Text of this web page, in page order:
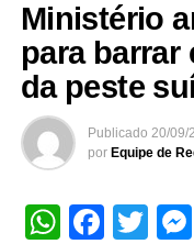
Ministério
para barrar
da peste
Publicado 20/09/
por Equipe de